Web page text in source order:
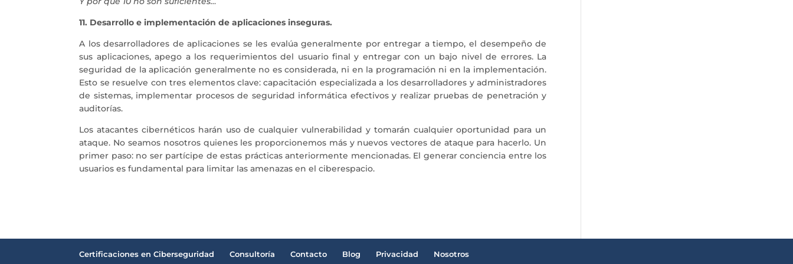
11. Desarrollo e implementación de aplicaciones inseguras.
A los desarrolladores de aplicaciones se les evalúa generalmente por entregar a tiempo, el desempeño de
sus aplicaciones, apego a los requerimientos del usuario final y entregar con un bajo nivel de errores. La
seguridad de la aplicación generalmente no es considerada, ni en la programación ni en la implementación.
Esto se resuelve con tres elementos clave: capacitación especializada a los desarrolladores y administradores
de sistemas, implementar procesos de seguridad informática efectivos y realizar pruebas de penetración y
auditorías.
Los atacantes cibernéticos harán uso de cualquier vulnerabilidad y tomarán cualquier oportunidad para un
ataque. No seamos nosotros quienes les proporcionemos más y nuevos vectores de ataque para hacerlo. Un
primer paso: no ser partícipe de estas prácticas anteriormente mencionadas. El generar conciencia entre los
usuarios es fundamental para limitar las amenazas en el ciberespacio.
Certificaciones en Ciberseguridad Consultoría Contacto Blog Privacidad Nosotros